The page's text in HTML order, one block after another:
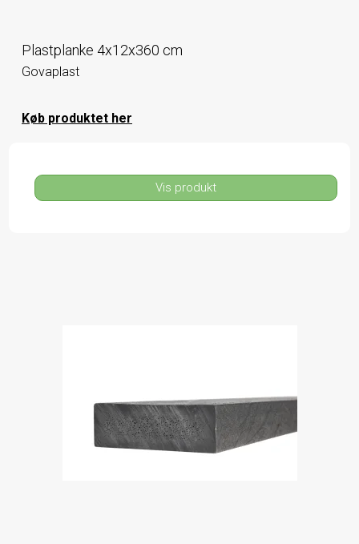
Plastplanke 4x12x360 cm
Govaplast
Køb produktet her
Vis produkt